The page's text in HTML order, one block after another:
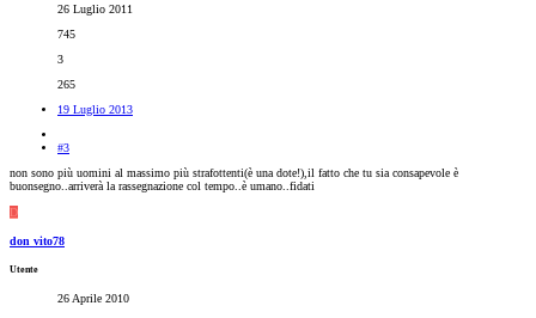
26 Luglio 2011
745
3
265
19 Luglio 2013
#3
non sono più uomini al massimo più strafottenti(è una dote!),il fatto che tu sia consapevole è
buonsegno..arriverà la rassegnazione col tempo..è umano..fidati
D
don vito78
Utente
26 Aprile 2010